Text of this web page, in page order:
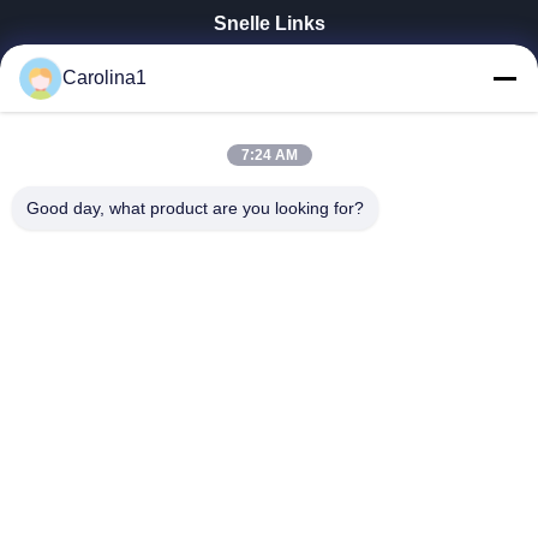
Snelle Links
Ongeveer Ons
Kwaliteitscontrole
Carolina1
7:24 AM
Good day, what product are you looking for?